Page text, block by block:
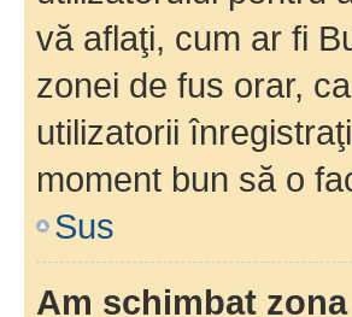
vă aflaţi, cum ar fi
zonei de fus orar,
utilizatorii
moment bun să o
Sus
Am schimbat